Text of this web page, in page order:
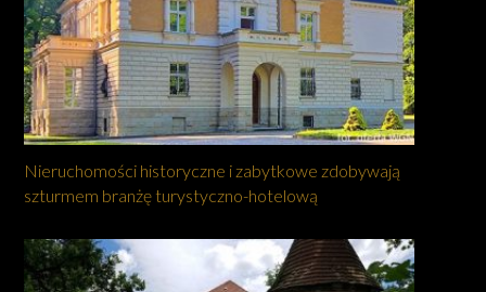
Nieruchomości historyczne i zabytkowe zdobywają
szturmem branżę turystyczno-hotelową